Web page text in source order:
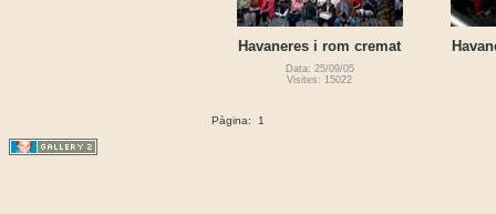
Havaneres i rom cremat
Data: 25/09/05
Visites: 15022
Pàgina: 1